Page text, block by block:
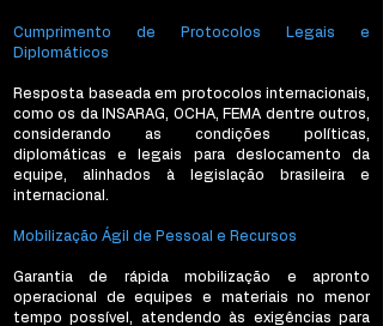
Cumprimento de Protocolos Legais e
Diplomáticos
Resposta baseada em protocolos internacionais,
como os da INSARAG, OCHA, FEMA dentre outros,
considerando as condições políticas,
diplomáticas e legais para deslocamento da
equipe, alinhados à legislação brasileira e
internacional.
Mobilização Ágil de Pessoal e Recursos
Garantia de rápida mobilização e apronto
operacional de equipes e materiais no menor
tempo possível, atendendo às exigências para